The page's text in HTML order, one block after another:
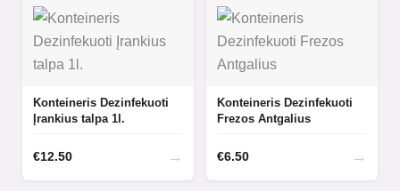
Konteineris Dezinfekuoti
Įrankius talpa 1l.
€12.50 →
Konteineris Dezinfekuoti
Frezos Antgalius
€6.50 →